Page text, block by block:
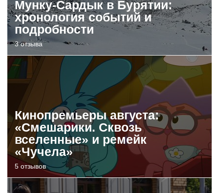
Мунку-Сардык в Бурятии:
хронология событий и
подробности
3 отзыва
Кинопремьеры августа:
«Смешарики. Сквозь
вселенные» и ремейк
«Чучела»
5 отзывов